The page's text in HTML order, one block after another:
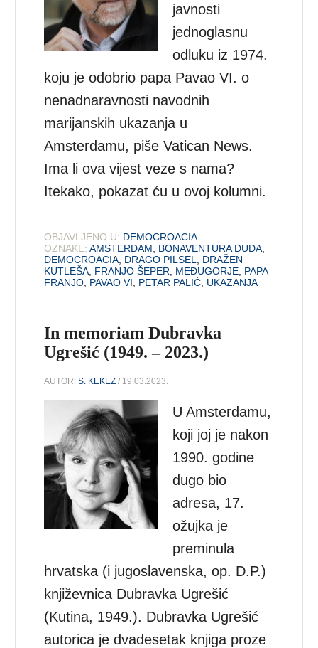
javnosti
jednoglasnu
odluku iz 1974.
koju je odobrio papa Pavao VI. o
nenadnaravnosti navodnih
marijanskih ukazanja u
Amsterdamu, piše Vatican News.
Ima li ova vijest veze s nama?
Itekako, pokazat ću u ovoj kolumni.
OBJAVLJENO U: DEMOCROACIA
OZNAKE: AMSTERDAM BONAVENTURA DUDA
DEMOCROACIA DRAGO PILSEL
DRAŽEN
KUTLEŠA FRANJO ŠEPER MEĐUGORJE PAPA
FRANJO PAVAO VI PETAR PALIĆ UKAZANJA
In memoriam Dubravka
Ugrešić (1949. – 2023.)
AUTOR:S. KEKEZ / 19.03.2023.
U Amsterdamu,
koji joj je nakon
1990. godine
dugo bio
adresa, 17.
ožujka je
preminula
hrvatska (i jugoslavenska, op. D.P.)
književnica Dubravka Ugrešić
(Kutina, 1949.). Dubravka Ugrešić
autorica je dvadesetak knjiga proze